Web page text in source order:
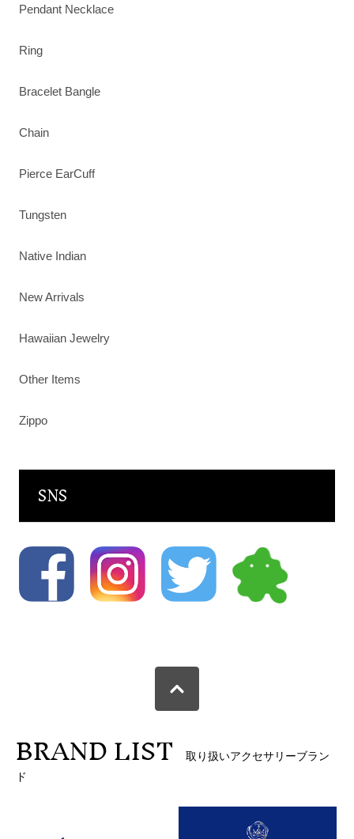
Pendant Necklace
Ring
Bracelet Bangle
Chain
Pierce EarCuff
Tungsten
Native Indian
New Arrivals
Hawaiian Jewelry
Other Items
Zippo
SNS
BRAND LIST 取り扱いアクセサリーブラン
ド